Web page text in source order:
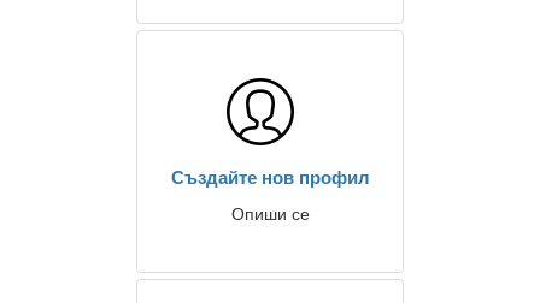
Създайте нов профил
Опиши се